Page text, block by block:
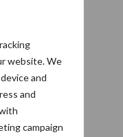
website. We
and
and
campaign